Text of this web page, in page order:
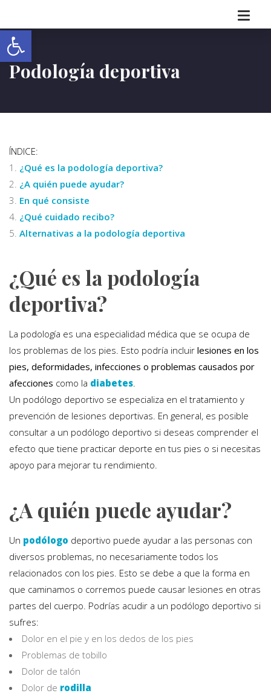
Abrir barra de herramientas
Podología deportiva
ÍNDICE:
¿Qué es la podología deportiva?
¿A quién puede ayudar?
En qué consiste
¿Qué cuidado recibo?
Alternativas a la podología deportiva
¿Qué es la podología
deportiva?
La podología es una especialidad médica que se ocupa de
los problemas de los pies. Esto podría incluir lesiones en los
pies, deformidades, infecciones o problemas causados por
afecciones como la diabetes.
Un podólogo deportivo se especializa en el tratamiento y
prevención de lesiones deportivas. En general, es posible
consultar a un podólogo deportivo si deseas comprender el
efecto que tiene practicar deporte en tus pies o si necesitas
apoyo para mejorar tu rendimiento.
¿A quién puede ayudar?
Un podólogo deportivo puede ayudar a las personas con
diversos problemas, no necesariamente todos los
relacionados con los pies. Esto se debe a que la forma en
que caminamos o corremos puede causar lesiones en otras
partes del cuerpo. Podrías acudir a un podólogo deportivo si
sufres:
Dolor en el pie y en los dedos de los pies
Problemas de tobillo
Dolor de talón
Dolor de rodilla